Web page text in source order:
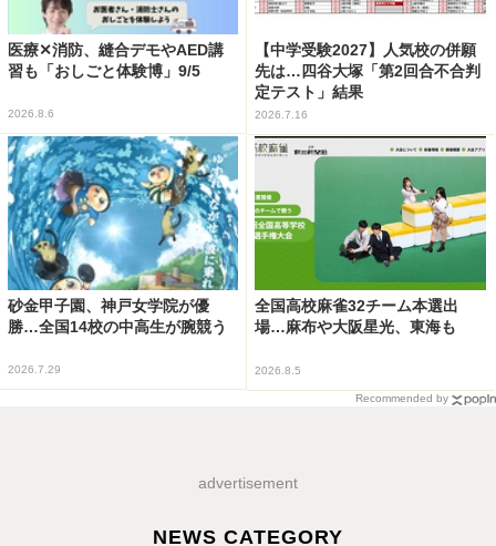
医療✕消防、縫合デモやAED講
習も「おしごと体験博」9/5
2026.8.6
【中学受験2027】人気校の併願
先は…四谷大塚「第2回合不合判
定テスト」結果
2026.7.16
砂金甲子園、神戸女学院が優
勝…全国14校の中高生が腕競う
2026.7.29
全国高校麻雀32チーム本選出
場…麻布や大阪星光、東海も
2026.8.5
Recommended by
advertisement
NEWS CATEGORY